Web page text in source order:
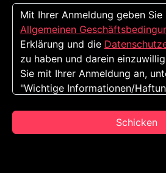
Mit Ihrer Anmeldung geben Sie
Allgemeinen
Erklärung und die
zu haben und darein
Sie mit Ihrer Anmeldung an,
"Wichtige Informationen/
Schicken